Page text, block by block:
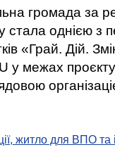
громада за
стала однією
«Грай. Дій.
у межах
житло для ВПО